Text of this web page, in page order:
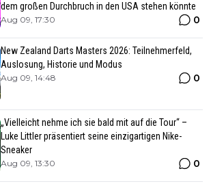
dem großen Durchbruch in den USA stehen könnte
Aug 09, 17:30 0
New Zealand Darts Masters 2026: Teilnehmerfeld,
Auslosung, Historie und Modus
Aug 09, 14:48 0
„Vielleicht nehme ich sie bald mit auf die Tour“ –
Luke Littler präsentiert seine einzigartigen Nike-
Sneaker
Aug 09, 13:30 0